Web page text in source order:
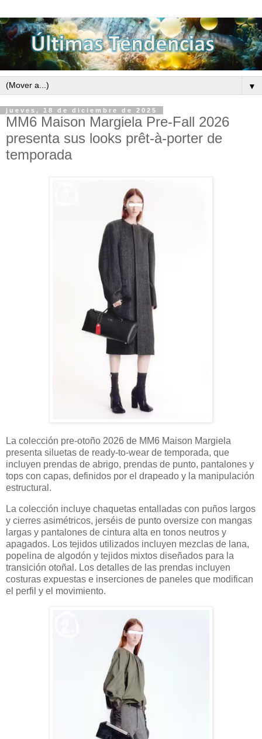
▼
jueves, 18 de diciembre de 2025
MM6 Maison Margiela Pre-Fall 2026
presenta sus looks prêt-à-porter de
temporada
La colección pre-otoño 2026 de MM6 Maison Margiela
presenta siluetas de ready-to-wear de temporada, que
incluyen prendas de abrigo, prendas de punto, pantalones y
tops con capas, definidos por el drapeado y la manipulación
estructural.
La colección incluye chaquetas entalladas con puños largos
y cierres asimétricos, jerséis de punto oversize con mangas
largas y pantalones de cintura alta en tonos neutros y
apagados. Los tejidos utilizados incluyen mezclas de lana,
popelina de algodón y tejidos mixtos diseñados para la
transición otoñal. Los detalles de las prendas incluyen
costuras expuestas e inserciones de paneles que modifican
el perfil y el movimiento.